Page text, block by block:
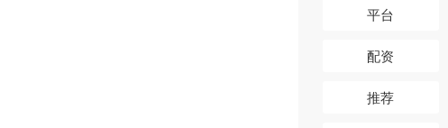
平台
配资
推荐